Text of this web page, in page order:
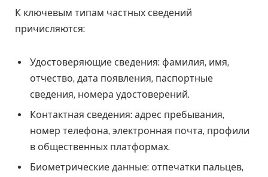
К ключевым типам частных сведений
причисляются:
Удостоверяющие сведения: фамилия, имя,
отчество, дата появления, паспортные
сведения, номера удостоверений.
Контактная сведения: адрес пребывания,
номер телефона, электронная почта, профили
в общественных платформах.
Биометрические данные: отпечатки пальцев,